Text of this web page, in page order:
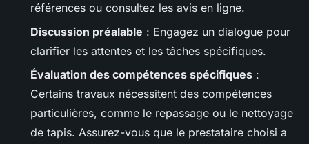
références ou consultez les avis en ligne.
Discussion préalable : Engagez un dialogue pour
clarifier les attentes et les tâches spécifiques.
Évaluation des compétences spécifiques :
Certains travaux nécessitent des compétences
particulières, comme le repassage ou le nettoyage
de tapis. Assurez-vous que le prestataire choisi a